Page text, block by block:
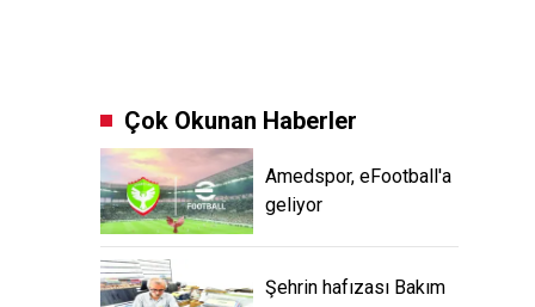
Çok Okunan Haberler
Amedspor, eFootball'a
geliyor
Şehrin hafızası Bakım